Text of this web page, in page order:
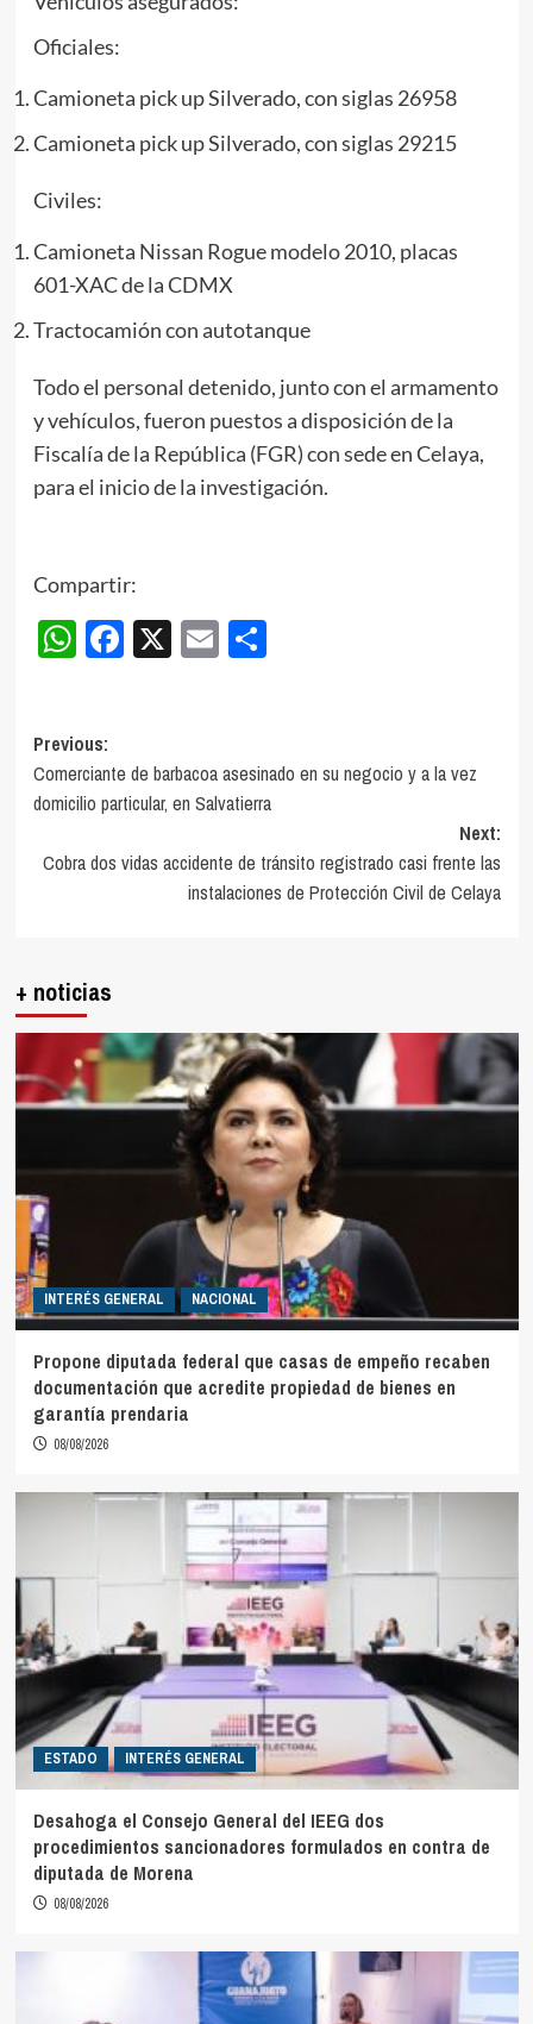
Oficiales:
Camioneta pick up Silverado, con siglas 26958
Camioneta pick up Silverado, con siglas 29215
Civiles:
Camioneta Nissan Rogue modelo 2010, placas
601-XAC de la CDMX
Tractocamión con autotanque
Todo el personal detenido, junto con el armamento
y vehículos, fueron puestos a disposición de la
Fiscalía de la República (FGR) con sede en Celaya,
para el inicio de la investigación.
Compartir:
WhatsApp
Facebook
X EmailCompartir
Post
navigation
Previous:
Comerciante de barbacoa asesinado en su negocio y a la vez
domicilio particular, en Salvatierra
Next:
Cobra dos vidas accidente de tránsito registrado casi frente las
instalaciones de Protección Civil de Celaya
+ noticias
INTERÉS GENERAL NACIONAL
Propone diputada federal que casas de empeño recaben
documentación que acredite propiedad de bienes en
garantía prendaria
08/08/2026
ESTADO INTERÉS GENERAL
Desahoga el Consejo General del IEEG dos
procedimientos sancionadores formulados en contra de
diputada de Morena
08/08/2026